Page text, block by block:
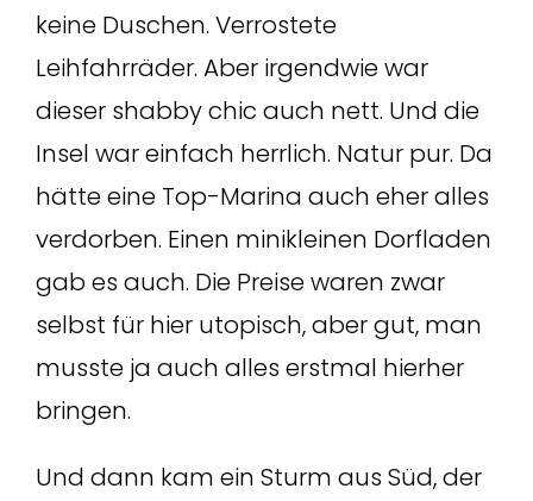
keine Duschen. Verrostete
Leihfahrräder. Aber irgendwie war
dieser shabby chic auch nett. Und die
Insel war einfach herrlich. Natur pur. Da
hätte eine Top-Marina auch eher alles
verdorben. Einen minikleinen Dorfladen
gab es auch. Die Preise waren zwar
selbst für hier utopisch, aber gut, man
musste ja auch alles erstmal hierher
bringen.
Und dann kam ein Sturm aus Süd, der